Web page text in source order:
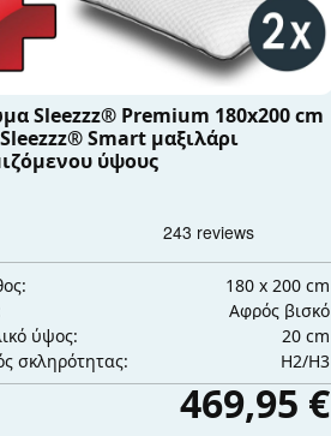
Sleezzz® Premium 180x200 cm
Smart μαξιλάρι
ύψους
180 x 200 cm
Αφρός βισκό
ύψος:
20 cm
σκληρότητας:
H2/H3
469,95 €